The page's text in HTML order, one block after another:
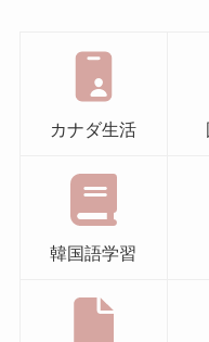
カナダ生活
韓国語学習